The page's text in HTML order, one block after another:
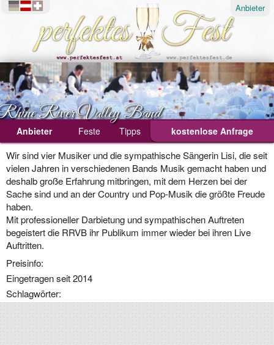
Anbieter
Anbieter
Feste
Ablauf
Geburtstagsfeier
Hochzeit
Weihnachtsfeier
Tipps kostenlose Anfrage
River Valley Band
Wir sind vier Musiker und die sympathische Sängerin Lisi, die seit
vielen Jahren in verschiedenen Bands Musik gemacht haben und
deshalb große Erfahrung mitbringen, mit dem Herzen bei der
Sache sind und an der Country und Pop-Musik die größte Freude
haben.
Mit professioneller Darbietung und sympathischen Auftreten
begeistert die RRVB ihr Publikum immer wieder bei ihren Live
Auftritten.
Preisinfo:
Eingetragen seit 2014
Schlagwörter: